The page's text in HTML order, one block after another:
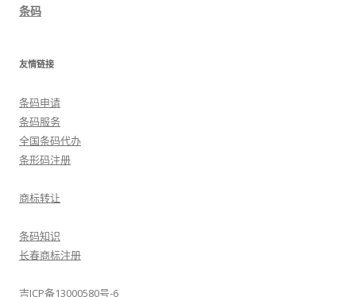
条码
友情链接
条码申请
条码服务
全国条码代办
条形码注册
商标转让
条码知识
长春商标注册
吉ICP备13000580号-6